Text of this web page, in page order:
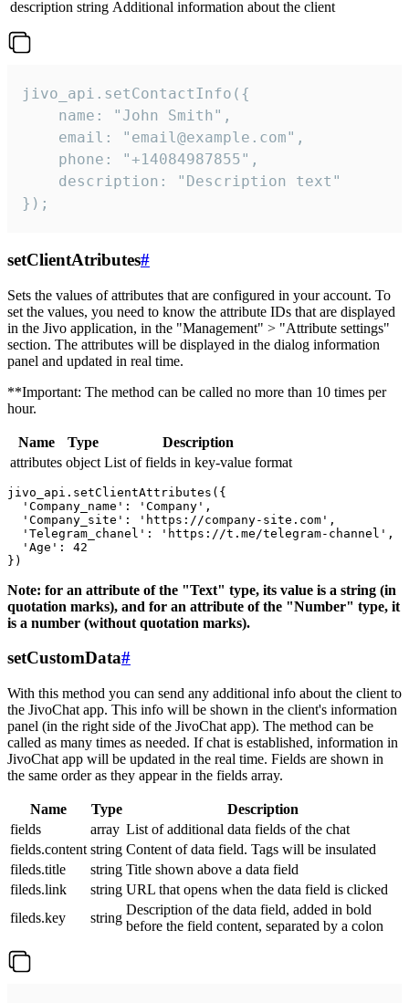
description string Additional information about the client
jivo_api.setContactInfo({
    name: "John Smith",
    email: "email@example.com",
    phone: "+14084987855",
    description: "Description text"
});
setClientAtributes#
Sets the values ​​of attributes that are configured in your account. To
set the values, you need to know the attribute IDs that are displayed
in the Jivo application, in the "Management" > "Attribute settings"
section. The attributes will be displayed in the dialog information
panel and updated in real time.
**Important: The method can be called no more than 10 times per
hour.
Name Type
Description
attributes object List of fields in key-value format
jivo_api.setClientAttributes({
  'Company_name': 'Company',
  'Company_site': 'https://company-site.com',
  'Telegram_chanel': 'https://t.me/telegram-channel',
  'Age': 42
Note: for an attribute of the "Text" type, its value is a string (in
quotation marks), and for an attribute of the "Number" type, it
is a number (without quotation marks).
setCustomData#
With this method you can send any additional info about the client to
the JivoChat app. This info will be shown in the client's information
panel (in the right side of the JivoChat app). The method can be
called as many times as needed. If chat is established, information in
JivoChat app will be updated in the real time. Fields are shown in
the same order as they appear in the fields array.
Name Type
Description
fields
array List of additional data fields of the chat
fields.content string Content of data field. Tags will be insulated
fileds.title
string Title shown above a data field
fileds.link
string URL that opens when the data field is clicked
fileds.key
string
Description of the data field, added in bold
before the field content, separated by a colon